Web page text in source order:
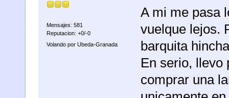
Mensajes: 581
Reputacion: +0/-0
Volando por Ubeda-Granada
A mi me pasa
vuelque lejos.
barquita
En serio, llevo
comprar una